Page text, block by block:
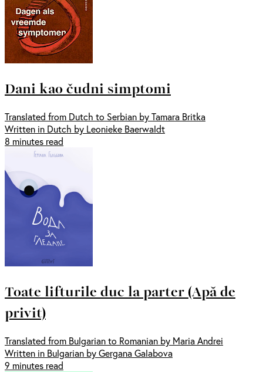
Dani kao čudni simptomi
Translated from Dutch to Serbian by Tamara Britka
Written in Dutch by Leonieke Baerwaldt
8 minutes read
Toate lifturile duc la parter (Apă de
privit)
Translated from Bulgarian to Romanian by Maria Andrei
Written in Bulgarian by Gergana Galabova
9 minutes read